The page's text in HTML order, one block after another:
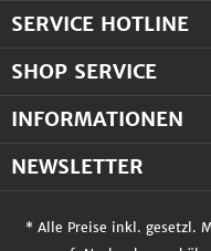
SERVICE HOTLINE
SHOP SERVICE
INFORMATIONEN
NEWSLETTER
* Alle Preise inkl. gesetzl.